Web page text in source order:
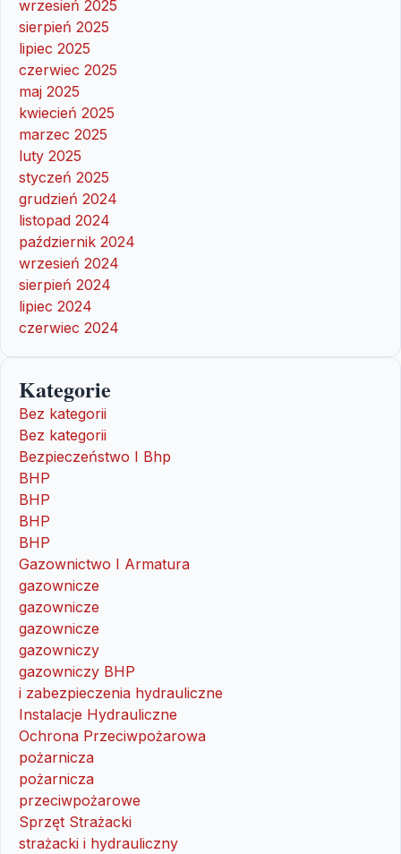
wrzesień 2025
sierpień 2025
lipiec 2025
czerwiec 2025
maj 2025
kwiecień 2025
marzec 2025
luty 2025
styczeń 2025
grudzień 2024
listopad 2024
październik 2024
wrzesień 2024
sierpień 2024
lipiec 2024
czerwiec 2024
Kategorie
Bez kategorii
Bez kategorii
Bezpieczeństwo I Bhp
BHP
BHP
BHP
BHP
Gazownictwo I Armatura
gazownicze
gazownicze
gazownicze
gazowniczy
gazowniczy BHP
i zabezpieczenia hydrauliczne
Instalacje Hydrauliczne
Ochrona Przeciwpożarowa
pożarnicza
pożarnicza
przeciwpożarowe
Sprzęt Strażacki
strażacki i hydrauliczny